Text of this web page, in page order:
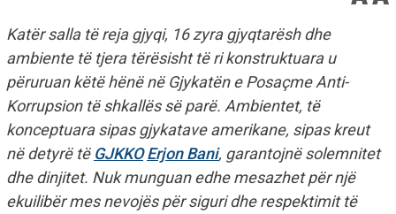
Katër salla të reja gjyqi, 16 zyra gjyqtarësh dhe
ambiente të tjera tërësisht të ri konstruktuara u
përuruan këtë hënë në Gjykatën e Posaçme Anti-
Korrupsion të shkallës së parë. Ambientet, të
konceptuara sipas gjykatave amerikane, sipas kreut
në detyrë të GJKKO Erjon Bani, garantojnë solemnitet
dhe dinjitet. Nuk munguan edhe mesazhet për një
ekuilibër mes nevojës për siguri dhe respektimit të